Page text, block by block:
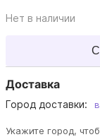
Нет в наличии
Доставка
Город доставки:
Укажите город,